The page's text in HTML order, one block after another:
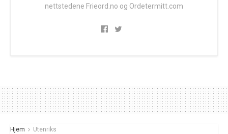
nettstedene Frieord.no og Ordetermitt.com
Hjem Utenriks